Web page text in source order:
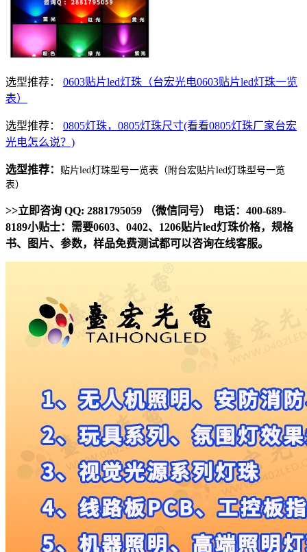
选型推荐： 0603贴片led灯珠（台宏光电0603贴片led灯珠一览
表）
选型推荐： 0805灯珠，0805灯珠尺寸(看看0805灯珠厂家台宏
光电怎么说？)
选型推荐：
贴片led灯珠型号一览表（附台宏贴片led灯珠型号一览
表）
>>立即咨询 QQ: 2881795059 （微信同号） 电话：400-689-
8189小贴士：需要0603、0402、1206贴片led灯珠价格，规格
书、图片、参数，样品免费测试都可以咨询在线客服。